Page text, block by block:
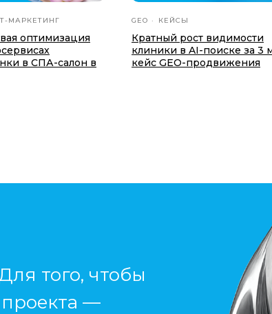
МАРКЕТИНГ
оптимизация
в СПА-салон в
GEO КЕЙСЫ
Кратный рост видимости
клиники в AI-поиске за 3
кейс GEO-продвижения
того, чтобы
проекта —